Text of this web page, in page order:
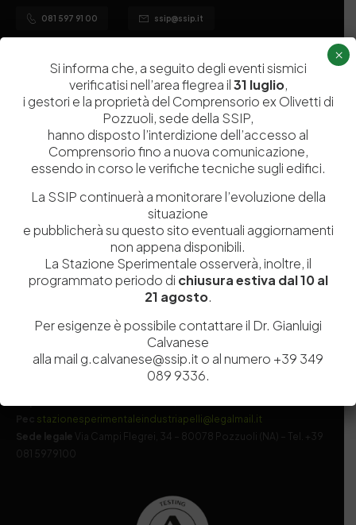
081 597 91 00 ssip@ssip.it
Chi siamo
Servizi
Ricerca e Sviluppo
Formazione
Divulgazione scientifica e
documentazione
Laboratori
Dipartimenti di ricerca
Biblioteca
Politecnico del Cuoio
Media
Tutela Whistleblowing
Amministrazione Trasparente
Codice fiscale e Partita Iva07936981211
Codice di iscrizione all’Anagrafe Nazionale delle Ricerche del
stazionesperimentaleindustriapelli@legalmail.it
Sede legale
Via Campi Flegrei, 34 – 80078 Pozzuoli (NA) – Tel. +39
081 5979100
Si informa che, a seguito degli eventi sismici
verificatisi nell’area flegrea il31 luglio,
i gestori e la proprietà del Comprensorio ex Olivetti di
Pozzuoli, sede della SSIP,
hanno disposto l’interdizione dell’accesso al
Comprensorio fino a nuova comunicazione,
essendo in corso le verifiche tecniche sugli edifici.
La SSIP continuerà a monitorare l’evoluzione della
situazione
e pubblicherà su questo sito eventuali aggiornamenti
non appena disponibili.
La Stazione Sperimentale osserverà, inoltre, il
programmato periodo di chiusura estiva dal 10 al
21 agosto.
Per esigenze è possibile contattare il Dr. Gianluigi
Calvanese
alla mail g.calvanese@ssip.it o al numero +39 349
089 9336.
×